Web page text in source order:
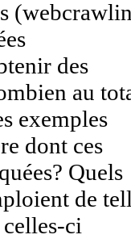
des
au
exemples
dont ces
Quels
de
ci